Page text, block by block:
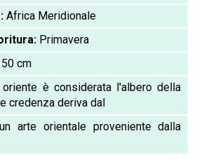
Africa Meridionale
Primavera
cm
oriente è considerata l'albero della
credenza deriva dal
arte orientale proveniente dalla